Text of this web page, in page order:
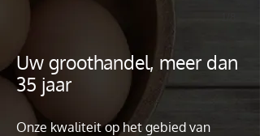
Uw groothandel, meer dan
35 jaar
Onze kwaliteit op het gebied van